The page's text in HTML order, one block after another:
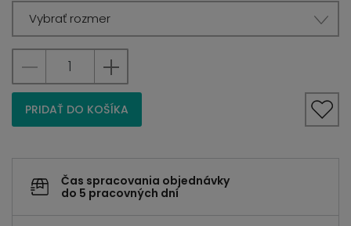
Vybrať rozmer
PRIDAŤ DO KOŠÍKA
Čas spracovania objednávky
do 5 pracovných dní